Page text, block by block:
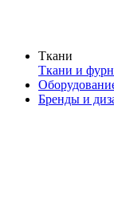
Ткани
Ткани и
Бренды и